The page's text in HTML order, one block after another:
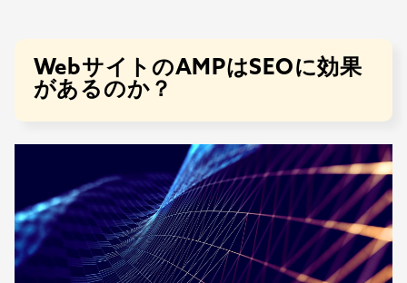
WebサイトのAMPはSEOに効果
があるのか？